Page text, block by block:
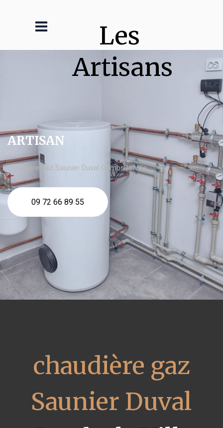
Les
Artisans
ARTISAN
chaudière gaz Saunier Duval Combs la Ville
09 72 66 89 55
chaudière gaz
Saunier Duval